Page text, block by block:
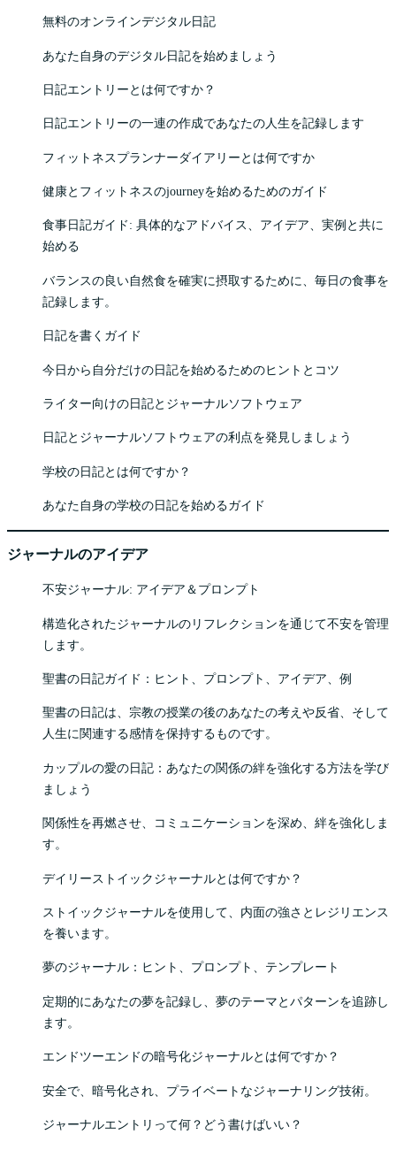
無料のオンラインデジタル日記
あなた自身のデジタル日記を始めましょう
日記エントリーとは何ですか？
日記エントリーの一連の作成であなたの人生を記録します
フィットネスプランナーダイアリーとは何ですか
健康とフィットネスのjourneyを始めるためのガイド
食事日記ガイド: 具体的なアドバイス、アイデア、実例と共に
始める
バランスの良い自然食を確実に摂取するために、毎日の食事を
記録します。
日記を書くガイド
今日から自分だけの日記を始めるためのヒントとコツ
ライター向けの日記とジャーナルソフトウェア
日記とジャーナルソフトウェアの利点を発見しましょう
学校の日記とは何ですか？
あなた自身の学校の日記を始めるガイド
ジャーナルのアイデア
不安ジャーナル: アイデア＆プロンプト
構造化されたジャーナルのリフレクションを通じて不安を管理
します。
聖書の日記ガイド：ヒント、プロンプト、アイデア、例
聖書の日記は、宗教の授業の後のあなたの考えや反省、そして
人生に関連する感情を保持するものです。
カップルの愛の日記：あなたの関係の絆を強化する方法を学び
ましょう
関係性を再燃させ、コミュニケーションを深め、絆を強化しま
す。
デイリーストイックジャーナルとは何ですか？
ストイックジャーナルを使用して、内面の強さとレジリエンス
を養います。
夢のジャーナル：ヒント、プロンプト、テンプレート
定期的にあなたの夢を記録し、夢のテーマとパターンを追跡し
ます。
エンドツーエンドの暗号化ジャーナルとは何ですか？
安全で、暗号化され、プライベートなジャーナリング技術。
ジャーナルエントリって何？どう書けばいい？